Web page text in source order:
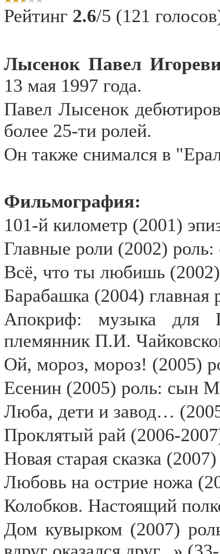
Рейтинг 2.6/5 (121
Лысенок Павел
13 мая 1997 года.
Павел Лысенок
более 25-ти ролей.
Он также снимался в
Фильмография:
101-й километр (2001)
Главные роли (2002)
Всё, что ты любишь
Барабашка (2004)
Апокриф: музыка для
племянник П.И.
Ой, мороз, мороз! (2005)
Есенин (2005) роль: сын
Люба, дети и завод…
Проклятый рай (2006-
Новая старая сказка
Любовь на острие ножа
Колобков. Настоящий
Дом кувырком (2007)